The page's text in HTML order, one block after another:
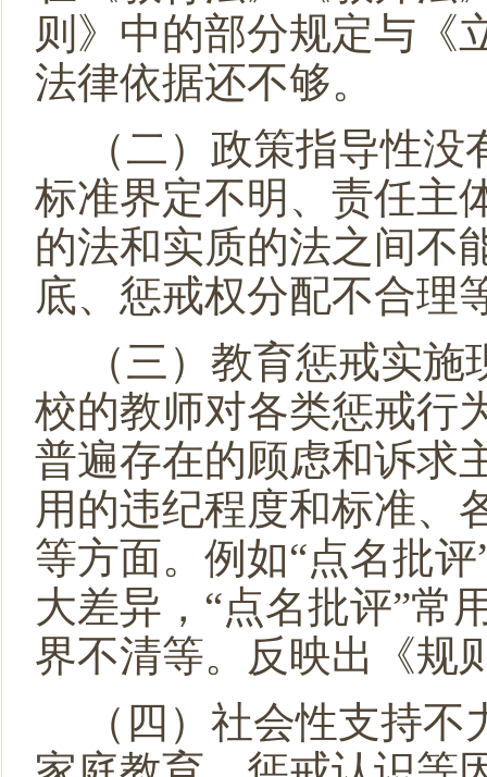
则》中的部分规定与《
法律依据还不够。
（二）政策指导性
标准界定不明、责任主
的法和实质的法之间不
底、惩戒权分配不合理
（三）教育惩戒实
校的教师对各类惩戒行
普遍存在的顾虑和诉求
用的违纪程度和标准、
等方面。例如“点名批评
大差异， “点名批评”常
界不清等。反映出《规
（四）社会性支持